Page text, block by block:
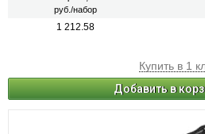
руб./набор
1 212.58
Купить в 1
Добавить в